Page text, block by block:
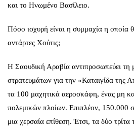
και το Ηνωμένο Βασίλειο.
Πόσο ισχυρή είναι η συμμαχία η οποία
αντάρτες Χούτις;
Η Σαουδική Αραβία αντιπροσωπεύει τη
στρατευμάτων για την «Καταιγίδα της
τα 100 μαχητικά αεροσκάφη, ένας μη
πολεμικών πλοίων. Επιπλέον, 150.000
μια χερσαία επίθεση. Έτσι, τα δύο